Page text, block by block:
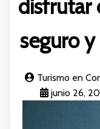
disfrutar
seguro
Turismo en
junio 26,